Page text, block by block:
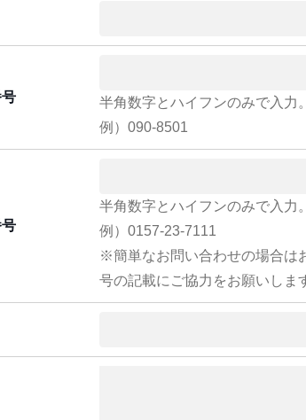
半角数字とハイフンのみで入力。
例）090-8501
半角数字とハイフンのみで入力。
例）0157-23-7111
※簡単なお問い合わせの場合は
号の記載にご協力をお願いしま